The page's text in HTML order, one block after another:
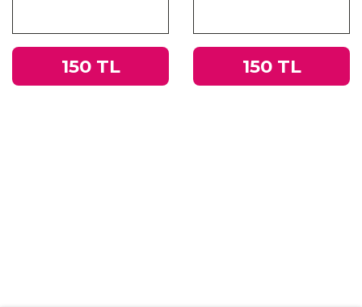
150 TL
İmparatorluğu’ndan
Tacitus’un
150 TL